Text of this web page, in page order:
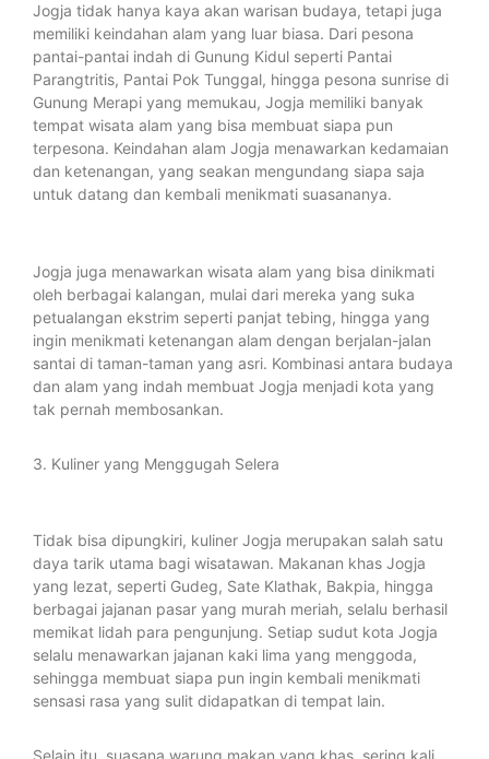
Jogja tidak hanya kaya akan warisan budaya, tetapi juga
memiliki keindahan alam yang luar biasa. Dari pesona
pantai-pantai indah di Gunung Kidul seperti Pantai
Parangtritis, Pantai Pok Tunggal, hingga pesona sunrise di
Gunung Merapi yang memukau, Jogja memiliki banyak
tempat wisata alam yang bisa membuat siapa pun
terpesona. Keindahan alam Jogja menawarkan kedamaian
dan ketenangan, yang seakan mengundang siapa saja
untuk datang dan kembali menikmati suasananya.
Jogja juga menawarkan wisata alam yang bisa dinikmati
oleh berbagai kalangan, mulai dari mereka yang suka
petualangan ekstrim seperti panjat tebing, hingga yang
ingin menikmati ketenangan alam dengan berjalan-jalan
santai di taman-taman yang asri. Kombinasi antara budaya
dan alam yang indah membuat Jogja menjadi kota yang
tak pernah membosankan.
3. Kuliner yang Menggugah Selera
Tidak bisa dipungkiri, kuliner Jogja merupakan salah satu
daya tarik utama bagi wisatawan. Makanan khas Jogja
yang lezat, seperti Gudeg, Sate Klathak, Bakpia, hingga
berbagai jajanan pasar yang murah meriah, selalu berhasil
memikat lidah para pengunjung. Setiap sudut kota Jogja
selalu menawarkan jajanan kaki lima yang menggoda,
sehingga membuat siapa pun ingin kembali menikmati
sensasi rasa yang sulit didapatkan di tempat lain.